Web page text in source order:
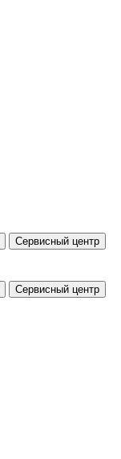
Сервисный центр
Сервисный центр